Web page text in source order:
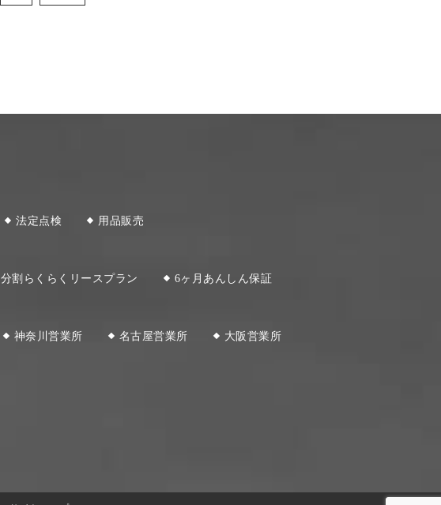
法定点検 用品販売
分割らくらくリースプラン 6ヶ月あんしん保証
神奈川営業所 名古屋営業所
大阪営業所